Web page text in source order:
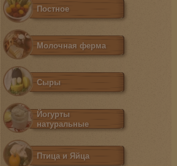
Постное
Молочная ферма
Сыры
Йогурты
натуральные
Птица и Яйца